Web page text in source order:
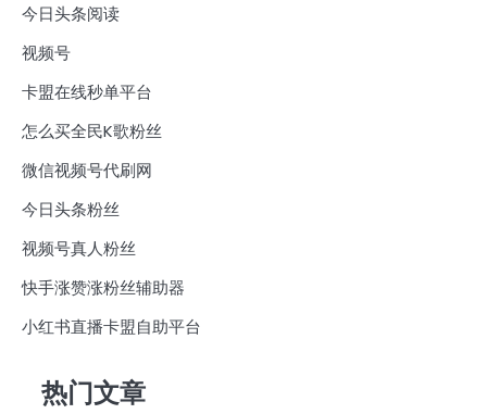
今日头条阅读
视频号
卡盟在线秒单平台
怎么买全民K歌粉丝
微信视频号代刷网
今日头条粉丝
视频号真人粉丝
快手涨赞涨粉丝辅助器
小红书直播卡盟自助平台
热门文章